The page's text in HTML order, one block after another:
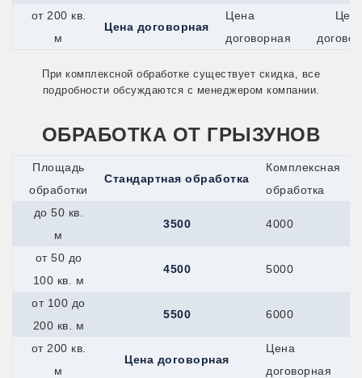
Минеральные-Воды
Минусинск
Мичуринск
Можга
Муром
Нефтекамск
Новомичуринск
Новошахтинск
Ногинск
Обнинск
Озёры
от 200 кв.
м
Цена договорная
Цена
договорная
При комплексной обработке существует скидка, все
подробности обсуждаются с менеджером компании.
ОБРАБОТКА ОТ ГРЫЗУНОВ
Площадь
обработки
Стандартная обработка
Комплексная
обработка
до 50 кв.
м
3500 4000
от 50 до
100 кв. м
4500 5000
от 100 до
200 кв. м
5500 6000
от 200 кв.
м
Цена договорная
Цена
договорная